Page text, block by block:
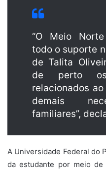
“O Meio
todo o suporte
de Talita
de perto os
relacionados
demais
familiares”,
A Universidade Federal do
da estudante por meio